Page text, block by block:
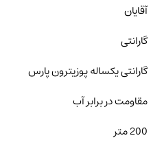
آقایان
گارانتی
گارانتی یکساله پوزیترون پارس
مقاومت در برابر آب
200 متر